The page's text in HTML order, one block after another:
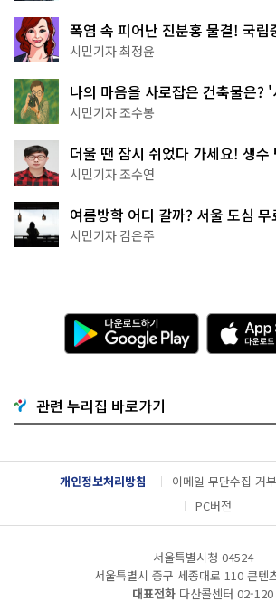
폭염 속 피어난 진분홍 물결! 국립
무 명소
시민기자 최정윤
나의 마음을 사로잡은 건축물은?
상작 공개!
시민기자 조수봉
더울 땐 잠시 쉬었다 가세요! 생수
·무더위쉼터까지
시민기자 조수연
여름방학 어디 갈까? 서울 도심
추천
시민기자 김은주
다
운
로
기
G
o
g
l
e
l
다
운
관련 누리집 바로가기
개인정보처리방침 이메일 무단수집 거부
PC버전
서울특별시청 04524
서울특별시 중구 세종대로 110 콘텐
대표전화 다산콜센터 02-120